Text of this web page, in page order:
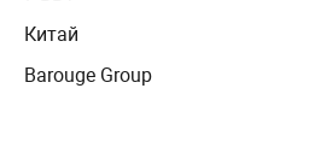
Китай
Barouge Group